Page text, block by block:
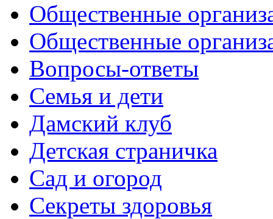
Общественные
Общественные
Вопросы-ответы
Семья и дети
Дамский клуб
Детская страничка
Сад и огород
Секреты здоровья